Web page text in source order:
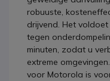
robuuste,
drijvend. Het
tegen
minuten, zodat u
extreme
voor Motorola is